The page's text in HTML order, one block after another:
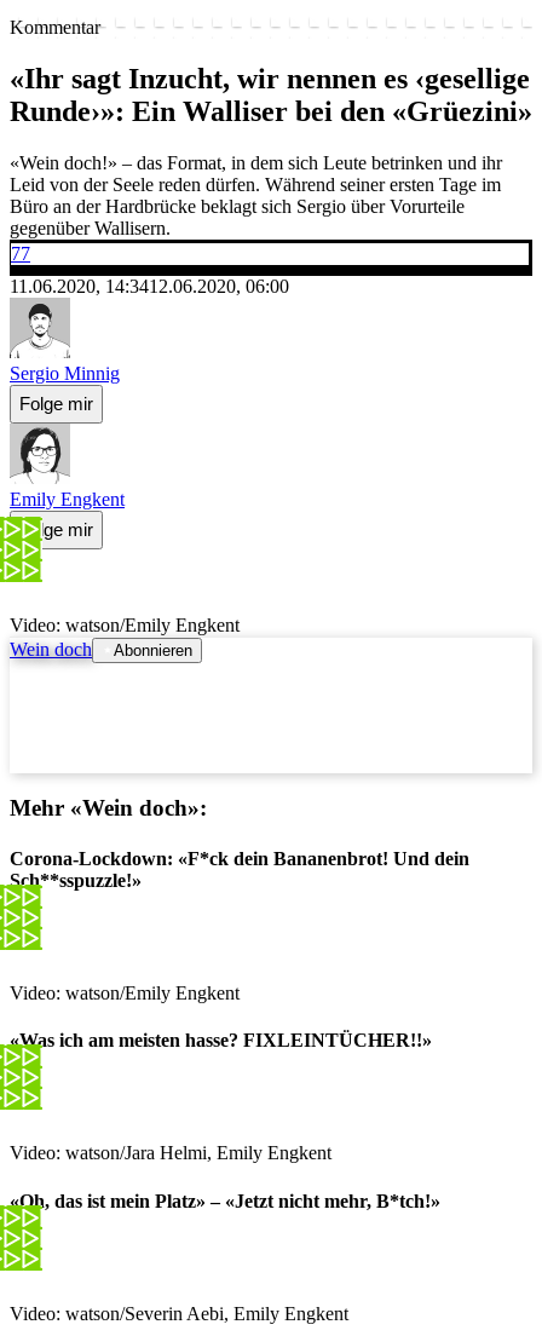
Kommentar
«Ihr sagt Inzucht, wir nennen es ‹gesellige
Runde›»: Ein Walliser bei den «Grüezini»
«Wein doch!» – das Format, in dem sich Leute betrinken und ihr
Leid von der Seele reden dürfen. Während seiner ersten Tage im
Büro an der Hardbrücke beklagt sich Sergio über Vorurteile
gegenüber Wallisern.
77
11.06.2020, 14:3412.06.2020, 06:00
Sergio Minnig
Folge mir
Emily Engkent
Folge mir
Video: watson/Emily Engkent
Wein doch
Abonnieren
Mehr «Wein doch»:
Corona-Lockdown: «F*ck dein Bananenbrot! Und dein
Sch**sspuzzle!»
Video: watson/Emily Engkent
«Was ich am meisten hasse? FIXLEINTÜCHER!!»
Video: watson/Jara Helmi, Emily Engkent
«Oh, das ist mein Platz» – «Jetzt nicht mehr, B*tch!»
Video: watson/Severin Aebi, Emily Engkent